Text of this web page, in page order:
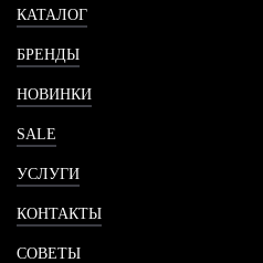
КАТАЛОГ
БРЕНДЫ
НОВИНКИ
SALE
УСЛУГИ
КОНТАКТЫ
СОВЕТЫ